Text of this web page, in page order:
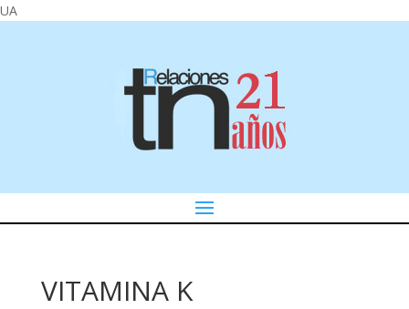
UA
VITAMINA K